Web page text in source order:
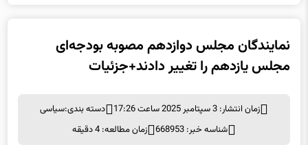
نمایندگان مجلس دوازدهم مصوبه بودجه‌ای
مجلس یازدهم را تغییر دادند+جزئیات
زمان انتشار: 3 سپتامبر 2025 ساعت 17:26 دسته بندی:سیاسی
شناسه خبر: 668953
زمان مطالعه: 4 دقیقه